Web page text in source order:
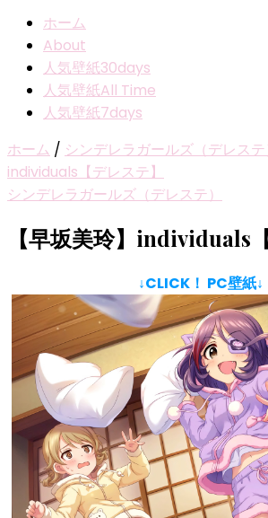
ホーム
About
人気壁紙30days
人気壁紙All Time
人気壁紙7days
ホーム / シンデレラガールズ（デレステ
individuals【デレステ】
シンデレラガールズ（デレステ）
【早坂美玲】individuals
↓CLICK！ PC壁紙↓